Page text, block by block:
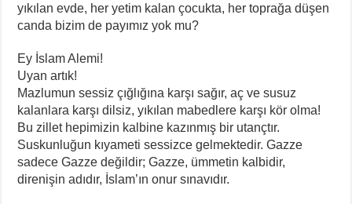
yıkılan evde, her yetim kalan çocukta, her toprağa düşen
canda bizim de payımız yok mu?
Ey İslam Alemi!
Uyan artık!
Mazlumun sessiz çığlığına karşı sağır, aç ve susuz
kalanlara karşı dilsiz, yıkılan mabedlere karşı kör olma!
Bu zillet hepimizin kalbine kazınmış bir utançtır.
Suskunluğun kıyameti sessizce gelmektedir. Gazze
sadece Gazze değildir; Gazze, ümmetin kalbidir,
direnişin adıdır, İslam’ın onur sınavıdır.